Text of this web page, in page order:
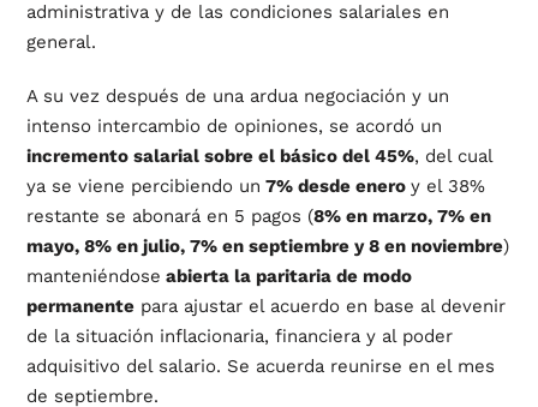
administrativa y de las condiciones salariales en
general.
A su vez después de una ardua negociación y un
intenso intercambio de opiniones, se acordó un
incremento salarial sobre el básico del 45%, del cual
ya se viene percibiendo un 7% desde enero y el 38%
restante se abonará en 5 pagos (8% en marzo, 7% en
mayo, 8% en julio, 7% en septiembre y 8 en noviembre)
manteniéndose abierta la paritaria de modo
permanentepara ajustar el acuerdo en base al devenir
de la situación inflacionaria, financiera y al poder
adquisitivo del salario. Se acuerda reunirse en el mes
de septiembre.